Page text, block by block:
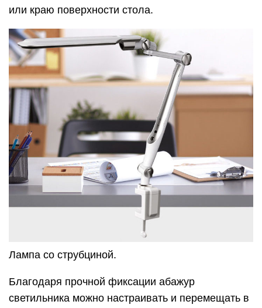
или краю поверхности стола.
Лампа со струбциной.
Благодаря прочной фиксации абажур
светильника можно настраивать и перемещать в